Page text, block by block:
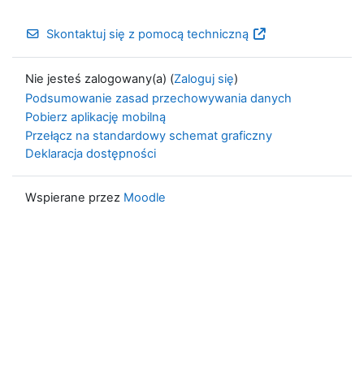
Skontaktuj się z pomocą techniczną
Nie jesteś zalogowany(a) (Zaloguj się)
Podsumowanie zasad przechowywania danych
Pobierz aplikację mobilną
Przełącz na standardowy schemat graficzny
Deklaracja dostępności
Wspierane przez Moodle